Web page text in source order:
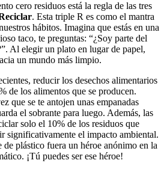
cero residuos está la regla de las tres
. Esta triple R es como el mantra
hábitos. Imagina que estás en una
taco, te preguntas: “¿Soy parte del
Al elegir un plato en lugar de papel,
un mundo más limpio.
reducir los desechos alimentarios
de los alimentos que se producen.
que se te antojen unas empanadas
el sobrante para luego. Además, las
solo el 10% de los residuos que
significativamente el impacto ambiental.
de plástico fuera un héroe anónimo en la
¡Tú puedes ser ese héroe!